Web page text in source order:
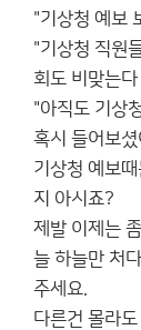
"기상청 예보
"기상청 직원
회도 비맞는
"아직도 기상
혹시 들어보
기상청 예보
지 아시죠?
제발 이제는
늘 하늘만 처
주세요.
다른건 몰라